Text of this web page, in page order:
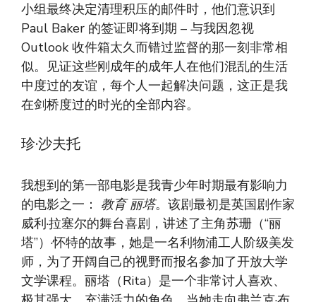
小组最终决定清理积压的邮件时，他们意识到
Paul Baker 的签证即将到期 – 与我因忽视
Outlook 收件箱太久而错过监督的那一刻非常相
似。见证这些刚成年的成年人在他们混乱的生活
中度过的友谊，每个人一起解决问题，这正是我
在剑桥度过的时光的全部内容。
珍·沙夫托
我想到的第一部电影是我青少年时期最有影响力
的电影之一： 教育 丽塔。该剧最初是英国剧作家
威利·拉塞尔的舞台喜剧，讲述了主角苏珊（“丽
塔”）·怀特的故事，她是一名利物浦工人阶级美发
师，为了开阔自己的视野而报名参加了开放大学
文学课程。丽塔（Rita）是一个非常讨人喜欢、